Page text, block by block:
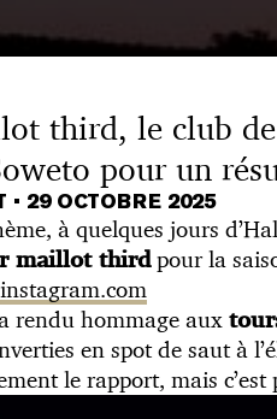
third, le club
pour un
• 29 OCTOBRE 2025
à quelques jours
maillot thirdpour la
rendu hommage aux
en spot de saut à
le rapport, mais